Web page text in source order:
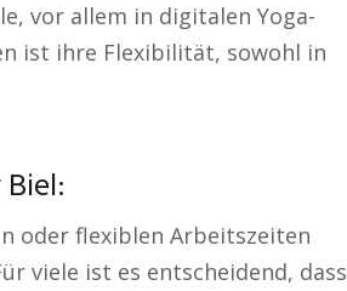
vor allem in digitalen Yoga-
ist ihre Flexibilität, sowohl in
oder flexiblen Arbeitszeiten
viele ist es entscheidend, dass